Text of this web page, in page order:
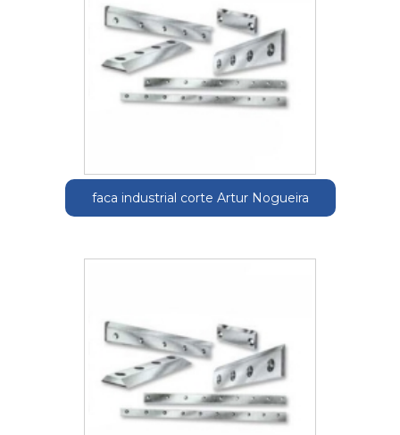
faca industrial corte Artur Nogueira